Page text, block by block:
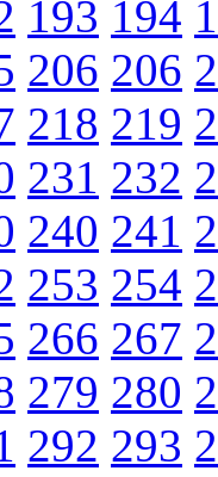
193 194
206 206
218 219
231 232
240 241
253 254
266 267
279 280
292 293